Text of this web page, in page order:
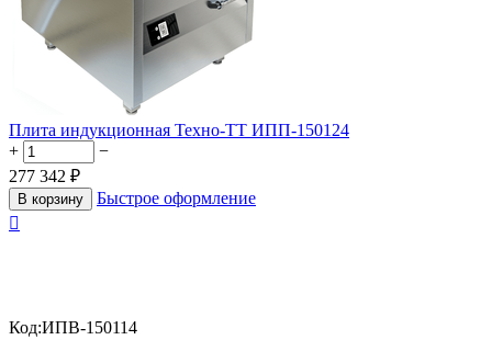
Плита индукционная Техно-ТТ ИПП-150124
+
−
277 342 ₽
В корзину
Быстрое оформление

Код:ИПВ-150114